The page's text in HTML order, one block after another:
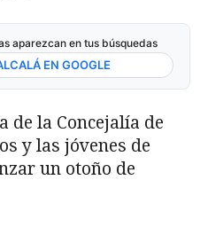
aparezcan en tus búsquedas
EN GOOGLE
de la Concejalía de
y las jóvenes de
un otoño de